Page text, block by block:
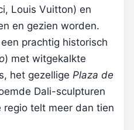
Louis Vuitton) en
en gezien worden.
prachtig historisch
) met witgekalkte
het gezellige Plaza de
Dali-sculpturen
regio telt meer dan tien